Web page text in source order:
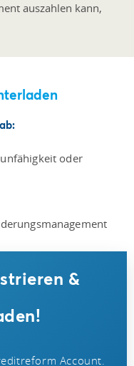
auszahlen kann,
oder
&
Account.